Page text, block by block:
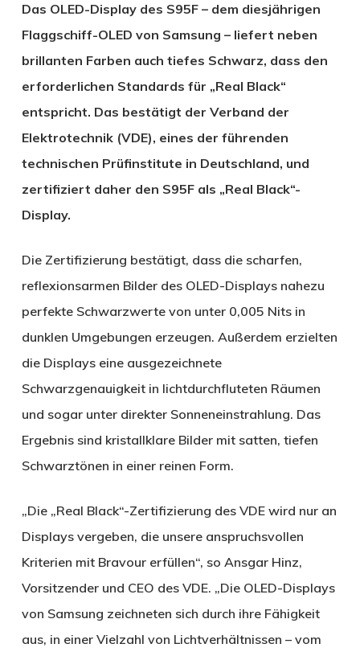
Das OLED-Display des S95F – dem diesjährigen
Flaggschiff-OLED von Samsung – liefert neben
brillanten Farben auch tiefes Schwarz, dass den
erforderlichen Standards für „Real Black“
entspricht. Das bestätigt der Verband der
Elektrotechnik (VDE), eines der führenden
technischen Prüfinstitute in Deutschland, und
zertifiziert daher den S95F als „Real Black“-
Display.
Die Zertifizierung bestätigt, dass die scharfen,
reflexionsarmen Bilder des OLED-Displays nahezu
perfekte Schwarzwerte von unter 0,005 Nits in
dunklen Umgebungen erzeugen. Außerdem erzielten
die Displays eine ausgezeichnete
Schwarzgenauigkeit in lichtdurchfluteten Räumen
und sogar unter direkter Sonneneinstrahlung. Das
Ergebnis sind kristallklare Bilder mit satten, tiefen
Schwarztönen in einer reinen Form.
„Die „Real Black“-Zertifizierung des VDE wird nur an
Displays vergeben, die unsere anspruchsvollen
Kriterien mit Bravour erfüllen“, so Ansgar Hinz,
Vorsitzender und CEO des VDE. „Die OLED-Displays
von Samsung zeichneten sich durch ihre Fähigkeit
aus, in einer Vielzahl von Lichtverhältnissen – vom